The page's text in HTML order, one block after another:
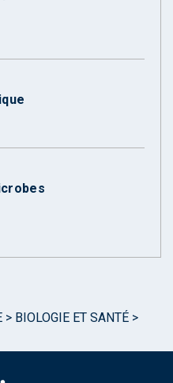
> BIOLOGIE ET SANTÉ >